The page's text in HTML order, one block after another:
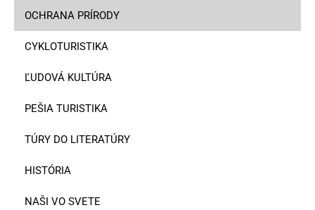
OCHRANA PRÍRODY
CYKLOTURISTIKA
ĽUDOVÁ KULTÚRA
PEŠIA TURISTIKA
TÚRY DO LITERATÚRY
HISTÓRIA
NAŠI VO SVETE